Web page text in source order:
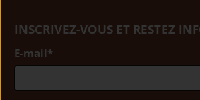
INSCRIVEZ-VOUS ET RESTEZ
E-mail*